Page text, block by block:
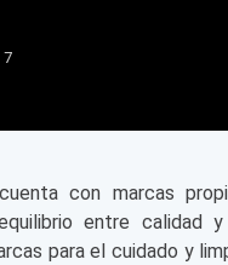
7
con marcas
entre calidad
para el cuidado y